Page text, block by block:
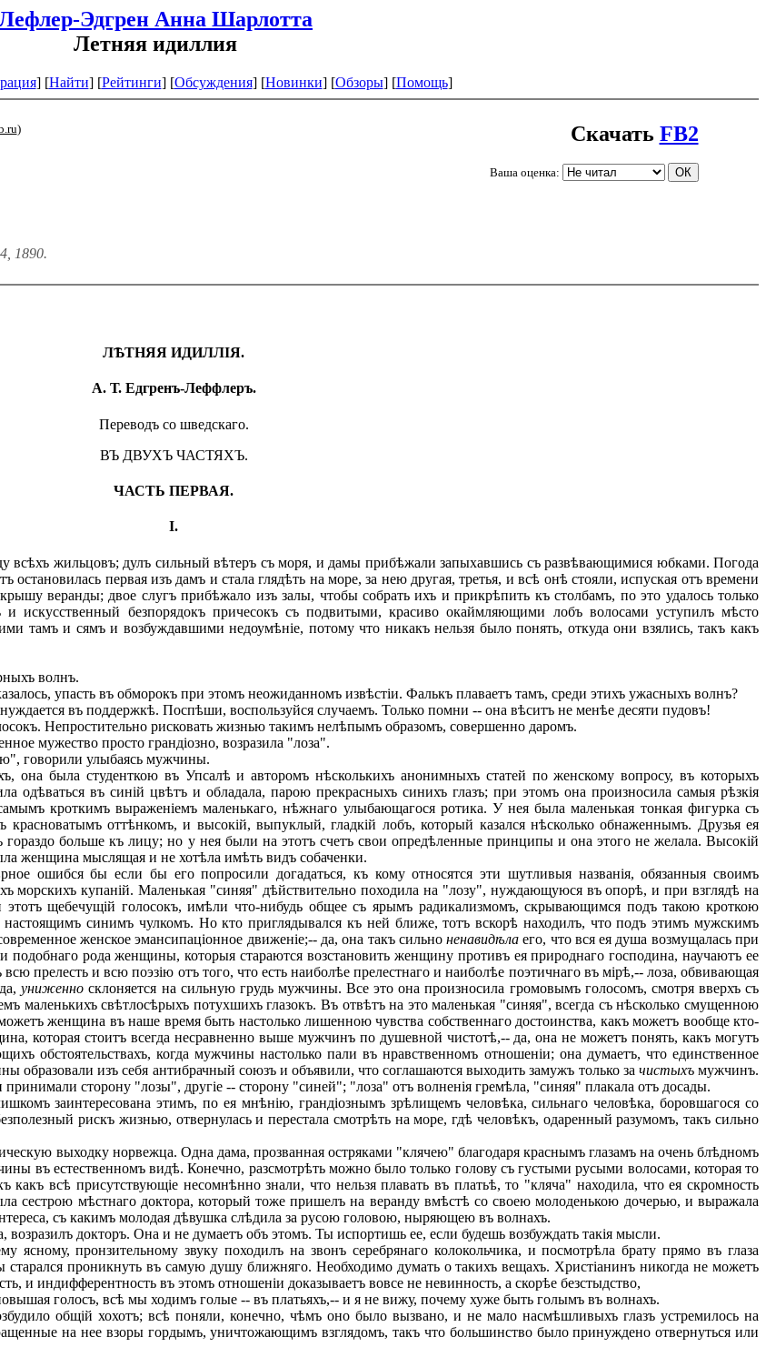
Эдгрен Анна Шарлотта
Летняя идиллия
] [Найти] [Рейтинги] [Обсуждения] [Новинки] [Обзоры] [Помощь]
)
Скачать FB2
Ваша оценка:
1890.
ЛѢТНЯЯ ИДИЛЛІЯ.
А. Т. Едгренъ-Леффлеръ.
Переводъ со шведскаго.
ВЪ ДВУХЪ ЧАСТЯХЪ.
ЧАСТЬ ПЕРВАЯ.
I.
всѣхъ жильцовъ; дулъ сильный вѣтеръ съ моря, и дамы прибѣжали запыхавшись съ развѣвающимися юбками. Погода
первая изъ дамъ и стала глядѣть на море, за нею другая, третья, и всѣ онѣ стояли, испуская отъ времени
веранды; двое слугъ прибѣжало изъ залы, чтобы собрать ихъ и прикрѣпить къ столбамъ, по это удалось только
искусственный безпорядокъ причесокъ съ подвитыми, красиво окаймляющими лобъ волосами уступилъ мѣсто
тамъ и сямъ и возбуждавшими недоумѣніе, потому что никакъ нельзя было понять, откуда они взялись, такъ какъ
волнъ.
упасть въ обморокъ при этомъ неожиданномъ извѣстіи. Фалькъ плаваетъ тамъ, среди этихъ ужасныхъ волнъ?
въ поддержкѣ. Поспѣши, воспользуйся случаемъ. Только помни -- она вѣситъ не менѣе десяти пудовъ!
Непростительно рисковать жизнью такимъ нелѣпымъ образомъ, совершенно даромъ.
мужество просто грандіозно, возразила "лоза".
говорили улыбаясь мужчины.
была студенткою въ Упсалѣ и авторомъ нѣсколькихъ анонимныхъ статей по женскому вопросу, въ которыхъ
одѣваться въ синій цвѣтъ и обладала, парою прекрасныхъ синихъ глазъ; при этомъ она произносила самыя рѣзкія
кроткимъ выраженіемъ маленькаго, нѣжнаго улыбающагося ротика. У нея была маленькая тонкая фигурка съ
оттѣнкомъ, и высокій, выпуклый, гладкій лобъ, который казался нѣсколько обнаженнымъ. Друзья ея
гораздо больше къ лицу; но у нея были на этотъ счетъ свои опредѣленные принципы и она этого не желала. Высокій
женщина мыслящая и не хотѣла имѣть видъ собаченки.
ошибся бы если бы его попросили догадаться, къ кому относятся эти шутливыя названія, обязанныя своимъ
морскихъ купаній. Маленькая "синяя" дѣйствительно походила на "лозу", нуждающуюся въ опорѣ, и при взглядѣ на
щебечущій голосокъ, имѣли что-нибудь общее съ ярымъ радикализмомъ, скрывающимся подъ такою кроткою
синимъ чулкомъ. Но кто приглядывался къ ней ближе, тотъ вскорѣ находилъ, что подъ этимъ мужскимъ
женское эмансипаціонное движеніе;-- да, она такъ сильноненавидѣла его, что вся ея душа возмущалась при
рода женщины, которыя стараются возстановить женщину противъ ея природнаго господина, научаютъ ее
прелесть и всю поэзію отъ того, что есть наиболѣе прелестнаго и наиболѣе поэтичнаго въ мірѣ,-- лоза, обвивающая
униженносклоняется на сильную грудь мужчины. Все это она произносила громовымъ голосомъ, смотря вверхъ съ
маленькихъ свѣтлосѣрыхъ потухшихъ глазокъ. Въ отвѣтъ на это маленькая "синяя", всегда съ нѣсколько смущенною
женщина въ наше время быть настолько лишенною чувства собственнаго достоинства, какъ можетъ вообще кто-
которая стоитъ всегда несравненно выше мужчинъ по душевной чистотѣ,-- да, она не можетъ понять, какъ могутъ
обстоятельствахъ, когда мужчины настолько пали въ нравственномъ отношеніи; она думаетъ, что единственное
образовали изъ себя антибрачный союзъ и объявили, что соглашаются выходить замужъ только за чистыхъмужчинъ.
сторону "лозы", другіе -- сторону "синей"; "лоза" отъ волненія гремѣла, "синяя" плакала отъ досады.
заинтересована этимъ, по ея мнѣнію, грандіознымъ зрѣлищемъ человѣка, сильнаго человѣка, боровшагося со
рискъ жизнью, отвернулась и перестала смотрѣть на море, гдѣ человѣкъ, одаренный разумомъ, такъ сильно
выходку норвежца. Одна дама, прозванная остряками "клячею" благодаря краснымъ глазамъ на очень блѣдномъ
въ естественномъ видѣ. Конечно, разсмотрѣть можно было только голову съ густыми русыми волосами, которая то
какъ всѣ присутствующіе несомнѣнно знали, что нельзя плавать въ платьѣ, то "кляча" находила, что ея скромность
сестрою мѣстнаго доктора, который тоже пришелъ на веранду вмѣстѣ со своею молоденькою дочерью, и выражала
съ какимъ молодая дѣвушка слѣдила за русою головою, ныряющею въ волнахъ.
докторъ. Она и не думаетъ объ этомъ. Ты испортишь ее, если будешь возбуждать такія мысли.
пронзительному звуку походилъ на звонъ серебрянаго колокольчика, и посмотрѣла брату прямо въ глаза
проникнуть въ самую душу ближняго. Необходимо думать о такихъ вещахъ. Христіанинъ никогда не можетъ
и индифферентность въ этомъ отношеніи доказываетъ вовсе не невинность, а скорѣе безстыдство,
голосъ, всѣ мы ходимъ голые -- въ платьяхъ,-- и я не вижу, почему хуже быть голымъ въ волнахъ.
общій хохотъ; всѣ поняли, конечно, чѣмъ оно было вызвано, и не мало насмѣшливыхъ глазъ устремилось на
на нее взоры гордымъ, уничтожающимъ взглядомъ, такъ что большинство было принуждено отвернуться или